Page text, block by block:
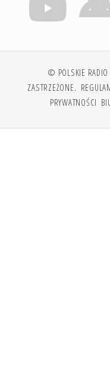
© POLSKIE RADIO
ZASTRZEŻONE.
PRYWATNOŚCI